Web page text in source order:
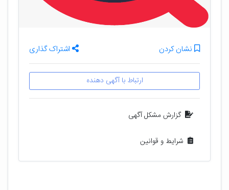
نشان کردن اشتراک گذاری
ارتباط با آگهی دهنده
گزارش مشکل آگهی
شرایط و قوانین